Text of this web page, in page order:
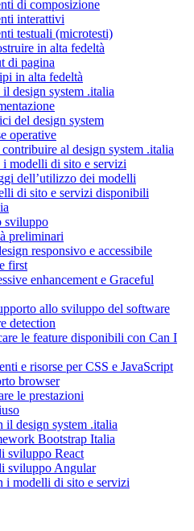
di composizione
interattivi
testuali (microtesti)
in alta fedeltà
di pagina
in alta fedeltà
design system .italia
del design system
operative
al design system .italia
i modelli di sito e servizi
dell’utilizzo dei modelli
di sito e servizi disponibili
sviluppo
preliminari
responsivo e accessibile
first
enhancement e Graceful
allo sviluppo del software
detection
le feature disponibili con Can I
e risorse per CSS e JavaScript
browser
le prestazioni
il design system .italia
Bootstrap Italia
sviluppo React
sviluppo Angular
i modelli di sito e servizi